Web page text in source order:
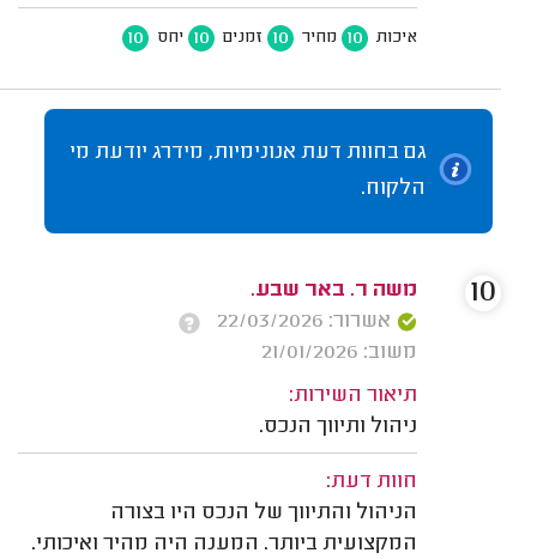
איכות 10 מחיר 10 זמנים 10 יחס 10
גם בחוות דעת אנונימיות, מידרג יודעת מי
הלקוח.
משה ר. באר שבע.
אשרור: 22/03/2026
משוב: 21/01/2026
תיאור השירות:
ניהול ותיווך הנכס.
חוות דעת:
הניהול והתיווך של הנכס היו בצורה
המקצועית ביותר. המענה היה מהיר ואיכותי.
10